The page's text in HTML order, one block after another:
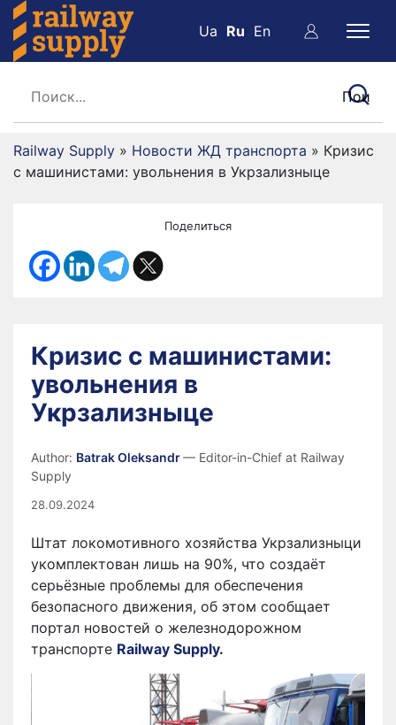
Ua Ru En
Railway Supply » Новости ЖД транспорта » Кризис
с машинистами: увольнения в Укрзализныце
Поделиться
Кризис с машинистами:
увольнения в
Укрзализныце
Author: Batrak Oleksandr— Editor-in-Chief at Railway
Supply
28.09.2024
Штат локомотивного хозяйства Укрзализныци
укомплектован лишь на 90%, что создаёт
серьёзные проблемы для обеспечения
безопасного движения, об этом сообщает
портал новостей о железнодорожном
транспорте Railway Supply.